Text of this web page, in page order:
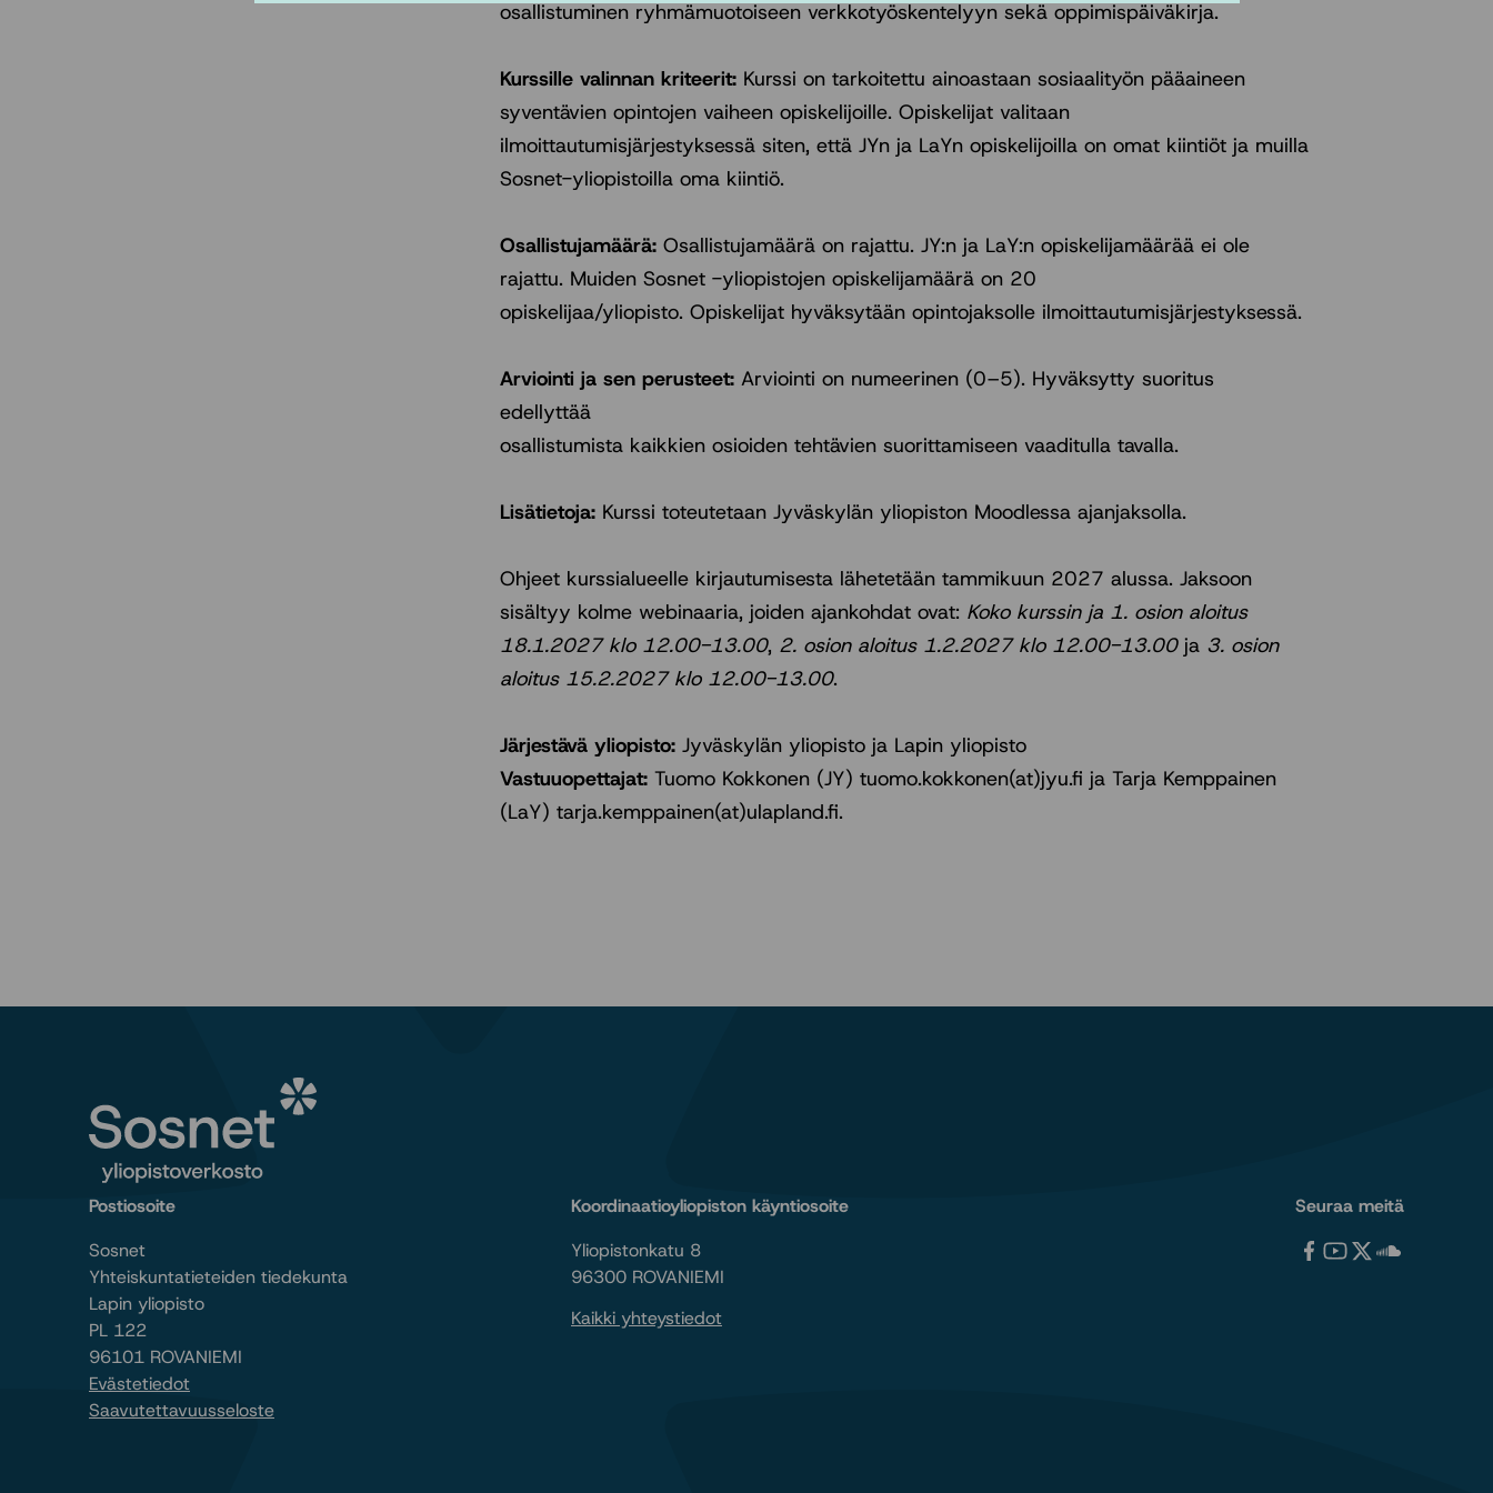
osallistuminen ryhmämuotoiseen verkkotyöskentelyyn sekä oppimispäiväkirja.
Kurssille valinnan kriteerit: Kurssi on tarkoitettu ainoastaan sosiaalityön pääaineen
syventävien opintojen vaiheen opiskelijoille. Opiskelijat valitaan
ilmoittautumisjärjestyksessä siten, että JYn ja LaYn opiskelijoilla on omat kiintiöt ja muilla
Sosnet-yliopistoilla oma kiintiö.
Osallistujamäärä: Osallistujamäärä on rajattu. JY:n ja LaY:n opiskelijamäärää ei ole
rajattu. Muiden Sosnet -yliopistojen opiskelijamäärä on 20
opiskelijaa/yliopisto. Opiskelijat hyväksytään opintojaksolle ilmoittautumisjärjestyksessä.
Arviointi ja sen perusteet: Arviointi on numeerinen (0–5). Hyväksytty suoritus
edellyttää
osallistumista kaikkien osioiden tehtävien suorittamiseen vaaditulla tavalla.
Lisätietoja: Kurssi toteutetaan Jyväskylän yliopiston Moodlessa ajanjaksolla.
Ohjeet kurssialueelle kirjautumisesta lähetetään tammikuun 2027 alussa. Jaksoon
sisältyy kolme webinaaria, joiden ajankohdat ovat: Koko kurssin ja 1. osion aloitus
18.1.2027 klo 12.00-13.00, 2. osion aloitus 1.2.2027 klo 12.00-13.00ja 3. osion
aloitus 15.2.2027 klo 12.00-13.00.
Järjestävä yliopisto: Jyväskylän yliopisto ja Lapin yliopisto
Vastuuopettajat: Tuomo Kokkonen (JY) tuomo.kokkonen(at)jyu.fi ja Tarja Kemppainen
(LaY) tarja.kemppainen(at)ulapland.fi.
Postiosoite
Sosnet
Yhteiskuntatieteiden tiedekunta
Lapin yliopisto
PL 122
96101 ROVANIEMI
Koordinaatioyliopiston käyntiosoite
Yliopistonkatu 8
96300 ROVANIEMI
Kaikki yhteystiedot
Seuraa meitä
Tervetuloa
Tervetuloa
Tervetuloa
Tervetuloa
Evästetiedot
Saavutettavuusseloste